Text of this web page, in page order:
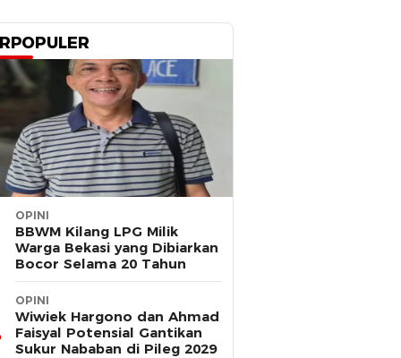
OPINI
BBWM Kilang LPG Milik
Warga Bekasi yang Dibiarkan
Bocor Selama 20 Tahun
OPINI
Wiwiek Hargono dan Ahmad
Faisyal Potensial Gantikan
Sukur Nababan di Pileg 2029